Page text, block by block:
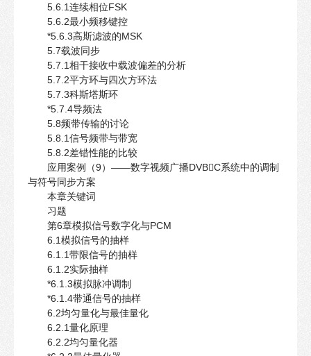
5.6.1连续相位FSK
5.6.2最小频移键控
*5.6.3高斯滤波的MSK
5.7载波同步
5.7.1相干接收中载波偏差的分析
5.7.2平方环与四次方环法
5.7.3科斯塔斯环
*5.7.4导频法
5.8频带传输的讨论
5.8.1信号频带与带宽
5.8.2差错性能的比较
应用案例（9）——数字视频广播DVBC系统中的调制
与符号同步方案
本章关键词
习题
第6章模拟信号数字化与PCM
6.1模拟信号的抽样
6.1.1带限信号的抽样
6.1.2实际抽样
*6.1.3模拟脉冲调制
*6.1.4带通信号的抽样
6.2均匀量化与最佳量化
6.2.1量化原理
6.2.2均匀量化器